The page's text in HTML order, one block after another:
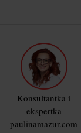
Konsultantka i
ekspertka
paulinamazur.com